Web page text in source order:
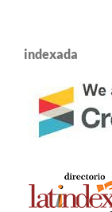
indexada